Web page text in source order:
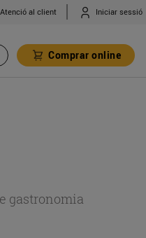
Atenció al client Iniciar sessió
Comprar online
gastronomia